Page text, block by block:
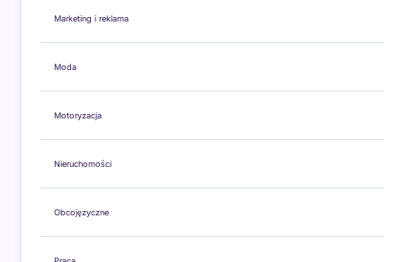
Marketing i reklama
Moda
Motoryzacja
Nieruchomości
Obcojęzyczne